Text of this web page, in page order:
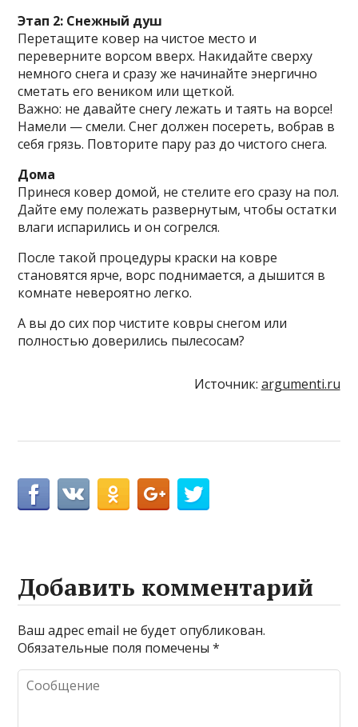
Этап 2: Снежный душ
Перетащите ковер на чистое место и
переверните ворсом вверх. Накидайте сверху
немного снега и сразу же начинайте энергично
сметать его веником или щеткой.
Важно: не давайте снегу лежать и таять на ворсе!
Намели — смели. Снег должен посереть, вобрав в
себя грязь. Повторите пару раз до чистого снега.
Дома
Принеся ковер домой, не стелите его сразу на пол.
Дайте ему полежать развернутым, чтобы остатки
влаги испарились и он согрелся.
После такой процедуры краски на ковре
становятся ярче, ворс поднимается, а дышится в
комнате невероятно легко.
А вы до сих пор чистите ковры снегом или
полностью доверились пылесосам?
Источник: argumenti.ru
Добавить комментарий
Ваш адрес email не будет опубликован.
Обязательные поля помечены*